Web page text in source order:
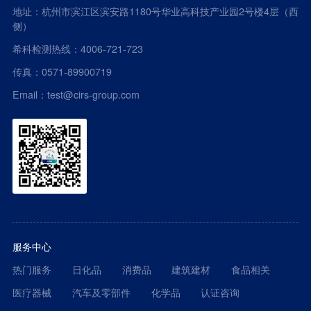
地址：杭州市滨江区滨安路1180号华业高科技产业园2号楼4层（西
侧）
希科检测热线：4006-721-723
传真：0571-89900719
Email：test@cirs-group.com
服务中心
热门服务
日化品 消费品 建筑建材
食品相关
医疗器械
汽车及零部件 化学品
认证咨询